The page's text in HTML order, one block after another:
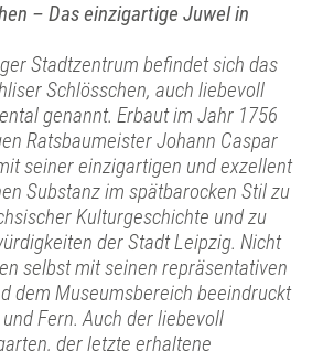
– Das einzigartige Juwel in
Stadtzentrum befindet sich das
Schlösschen, auch liebevoll
genannt. Erbaut im Jahr 1756
Ratsbaumeister Johann Caspar
seiner einzigartigen und exzellent
Substanz im spätbarocken Stil zu
Kulturgeschichte und zu
der Stadt Leipzig. Nicht
selbst mit seinen repräsentativen
dem Museumsbereich beeindruckt
Fern. Auch der liebevoll
der letzte erhaltene